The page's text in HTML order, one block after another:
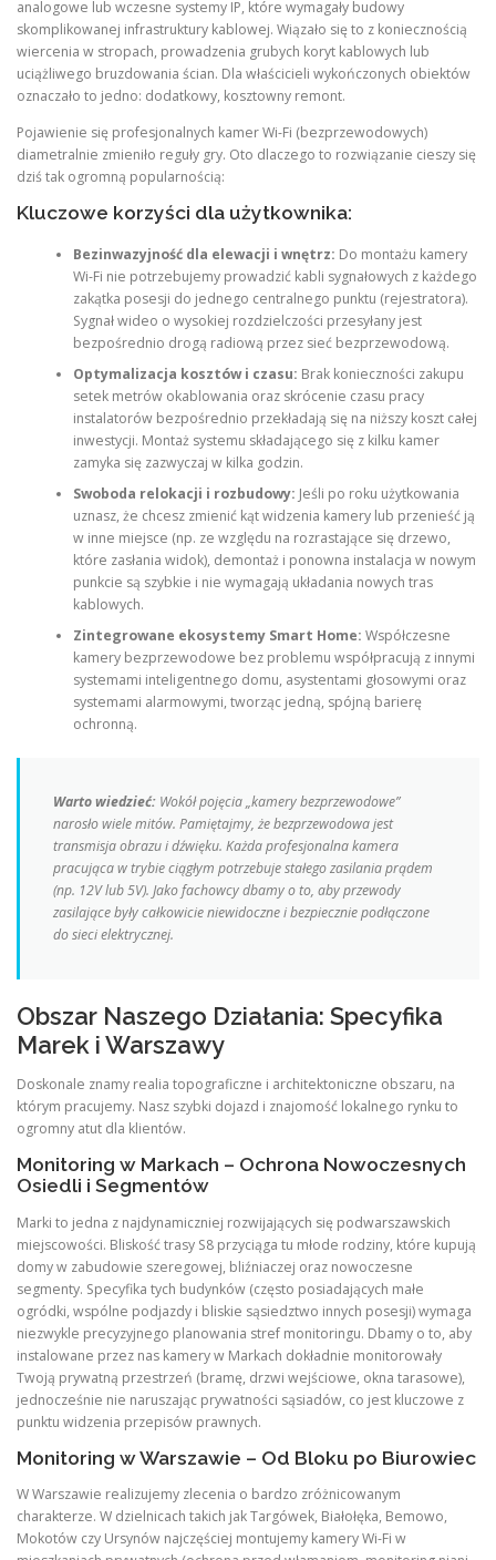
analogowe lub wczesne systemy IP, które wymagały budowy
skomplikowanej infrastruktury kablowej. Wiązało się to z koniecznością
wiercenia w stropach, prowadzenia grubych koryt kablowych lub
uciążliwego bruzdowania ścian. Dla właścicieli wykończonych obiektów
oznaczało to jedno: dodatkowy, kosztowny remont.
Pojawienie się profesjonalnych kamer Wi-Fi (bezprzewodowych)
diametralnie zmieniło reguły gry. Oto dlaczego to rozwiązanie cieszy się
dziś tak ogromną popularnością:
Kluczowe korzyści dla użytkownika:
Bezinwazyjność dla elewacji i wnętrz: Do montażu kamery
Wi-Fi nie potrzebujemy prowadzić kabli sygnałowych z każdego
zakątka posesji do jednego centralnego punktu (rejestratora).
Sygnał wideo o wysokiej rozdzielczości przesyłany jest
bezpośrednio drogą radiową przez sieć bezprzewodową.
Optymalizacja kosztów i czasu: Brak konieczności zakupu
setek metrów okablowania oraz skrócenie czasu pracy
instalatorów bezpośrednio przekładają się na niższy koszt całej
inwestycji. Montaż systemu składającego się z kilku kamer
zamyka się zazwyczaj w kilka godzin.
Swoboda relokacji i rozbudowy: Jeśli po roku użytkowania
uznasz, że chcesz zmienić kąt widzenia kamery lub przenieść ją
w inne miejsce (np. ze względu na rozrastające się drzewo,
które zasłania widok), demontaż i ponowna instalacja w nowym
punkcie są szybkie i nie wymagają układania nowych tras
kablowych.
Zintegrowane ekosystemy Smart Home: Współczesne
kamery bezprzewodowe bez problemu współpracują z innymi
systemami inteligentnego domu, asystentami głosowymi oraz
systemami alarmowymi, tworząc jedną, spójną barierę
ochronną.
Warto wiedzieć: Wokół pojęcia „kamery bezprzewodowe”
narosło wiele mitów. Pamiętajmy, że bezprzewodowa jest
transmisja obrazu i dźwięku. Każda profesjonalna kamera
pracująca w trybie ciągłym potrzebuje stałego zasilania prądem
(np. 12V lub 5V). Jako fachowcy dbamy o to, aby przewody
zasilające były całkowicie niewidoczne i bezpiecznie podłączone
do sieci elektrycznej.
Obszar Naszego Działania: Specyfika
Marek i Warszawy
Doskonale znamy realia topograficzne i architektoniczne obszaru, na
którym pracujemy. Nasz szybki dojazd i znajomość lokalnego rynku to
ogromny atut dla klientów.
Monitoring w Markach – Ochrona Nowoczesnych
Osiedli i Segmentów
Marki to jedna z najdynamiczniej rozwijających się podwarszawskich
miejscowości. Bliskość trasy S8 przyciąga tu młode rodziny, które kupują
domy w zabudowie szeregowej, bliźniaczej oraz nowoczesne
segmenty. Specyfika tych budynków (często posiadających małe
ogródki, wspólne podjazdy i bliskie sąsiedztwo innych posesji) wymaga
niezwykle precyzyjnego planowania stref monitoringu. Dbamy o to, aby
instalowane przez nas kamery w Markach dokładnie monitorowały
Twoją prywatną przestrzeń (bramę, drzwi wejściowe, okna tarasowe),
jednocześnie nie naruszając prywatności sąsiadów, co jest kluczowe z
punktu widzenia przepisów prawnych.
Monitoring w Warszawie – Od Bloku po Biurowiec
W Warszawie realizujemy zlecenia o bardzo zróżnicowanym
charakterze. W dzielnicach takich jak Targówek, Białołęka, Bemowo,
Mokotów czy Ursynów najczęściej montujemy kamery Wi-Fi w